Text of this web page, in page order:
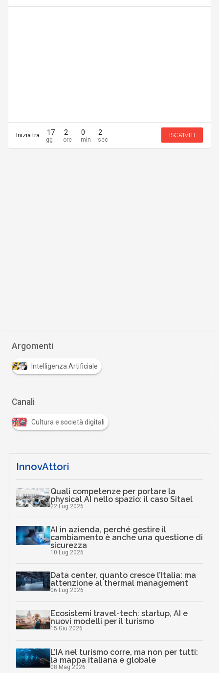
Inizia tra 17 2 0 2 ISCRIVITI
Argomenti
Intelligenza Artificiale
Canali
Cultura e società digitali
InnovAttori
Quali competenze per portare la
physical AI nello spazio: il caso Sitael
22 Lug 2026
AI in azienda, perché gestire il
cambiamento è anche una questione di
sicurezza
10 Lug 2026
Data center, quanto cresce l’Italia: ma
attenzione al thermal management
06 Lug 2026
Ecosistemi travel-tech: startup, AI e
nuovi modelli per il turismo
15 Giu 2026
L’IA nel turismo corre, ma non per tutti:
la mappa italiana e globale
08 Mag 2026